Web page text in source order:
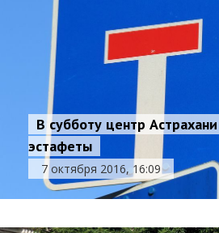
В субботу центр
эстафеты
7 октября 2016, 16:09